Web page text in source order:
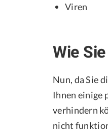
Viren
Wie
Nun, da Sie
Ihnen einige
verhindern
nicht